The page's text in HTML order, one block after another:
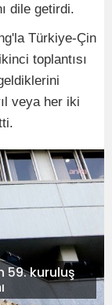
dile getirdi.
Türkiye-Çin
toplantısı
veya her iki
59. kuruluş